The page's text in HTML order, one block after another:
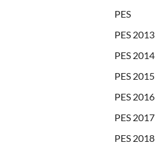
PES
PES 2013
PES 2014
PES 2015
PES 2016
PES 2017
PES 2018